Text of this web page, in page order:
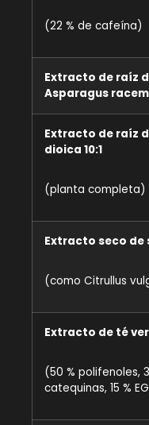
(22 % de cafeína)
Extracto de raíz
Asparagus
Extracto de raíz
dioica 10:1
(planta completa)
Extracto seco de
(como Citrullus
Extracto de té
(50 % polifenoles,
catequinas, 15 %